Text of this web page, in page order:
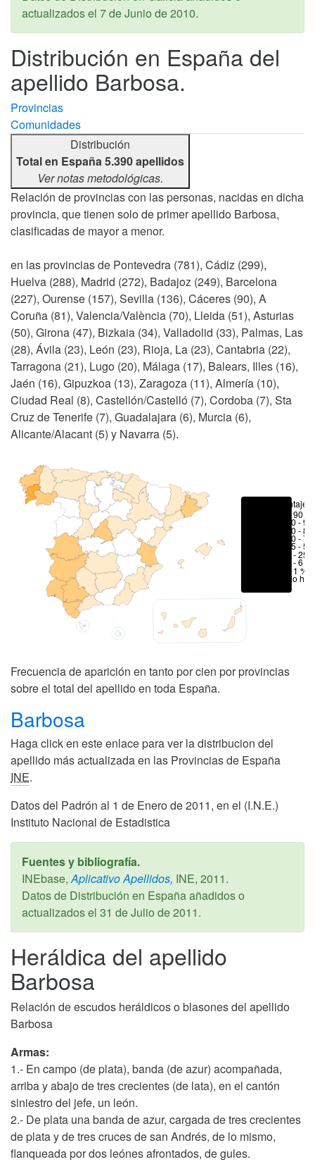
actualizados el 7 de Junio de 2010.
Distribución en España del
apellido Barbosa.
Provincias
Comunidades
Distribución
Total en España 5.390 apellidos
Ver notas metodológicas.
Relación de provincias con las personas, nacidas en dicha
provincia, que tienen solo de primer apellido Barbosa,
clasificadas de mayor a menor.
en las provincias de Pontevedra (781), Cádiz (299),
Huelva (288), Madrid (272), Badajoz (249), Barcelona
(227), Ourense (157), Sevilla (136), Cáceres (90), A
Coruña (81), Valencia/València (70), Lleida (51), Asturias
(50), Girona (47), Bizkaia (34), Valladolid (33), Palmas, Las
(28), Ávila (23), León (23), Rioja, La (23), Cantabria (22),
Tarragona (21), Lugo (20), Málaga (17), Balears, Illes (16),
Jaén (16), Gipuzkoa (13), Zaragoza (11), Almería (10),
Ciudad Real (8), Castellón/Castelló (7), Cordoba (7), Sta
Cruz de Tenerife (7), Guadalajara (6), Murcia (6),
Alicante/Alacant (5) y Navarra (5).
Porcentajes
> 90 %
80 -
70 -
50 -
25 -
6 - 25
1 - 6 %
< 1 %
No hay
Frecuencia de aparición en tanto por cien por provincias
sobre el total del apellido en toda España.
Barbosa
Haga click en este enlace para ver la distribucion del
apellido más actualizada en las Provincias de España
INE.
Datos del Padrón al 1 de Enero de 2011, en el (I.N.E.)
Instituto Nacional de Estadistica
Fuentes y bibliografía.
INEbase, Aplicativo Apellidos, INE, 2011.
Datos de Distribución en España añadidos o
actualizados el 31 de Julio de 2011.
Heráldica del apellido
Barbosa
Relación de escudos heráldicos o blasones del apellido
Barbosa
Armas:
1.- En campo (de plata), banda (de azur) acompañada,
arriba y abajo de tres crecientes (de lata), en el cantón
siniestro del jefe, un león.
2.- De plata una banda de azur, cargada de tres crecientes
de plata y de tres cruces de san Andrés, de lo mismo,
flanqueada por dos leónes afrontados, de gules.